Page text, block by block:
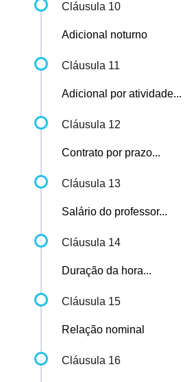
Cláusula 10
Adicional noturno
Cláusula 11
Adicional por atividade...
Cláusula 12
Contrato por prazo...
Cláusula 13
Salário do professor...
Cláusula 14
Duração da hora...
Cláusula 15
Relação nominal
Cláusula 16